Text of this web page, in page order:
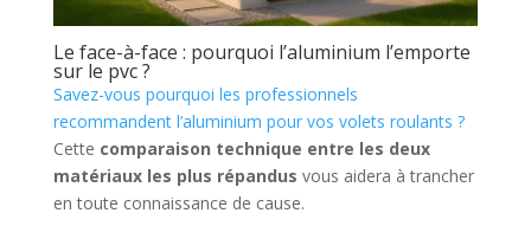
Le face-à-face : pourquoi l’aluminium l’emporte
sur le pvc ?
Savez-vous pourquoi les professionnels
recommandent l’aluminium pour vos volets roulants ?
Cette comparaison technique entre les deux
matériaux les plus répandus vous aidera à trancher
en toute connaissance de cause.